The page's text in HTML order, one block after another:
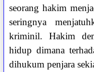
seorang hakim
seringnya
kriminil. Hakim
hidup dimana
dihukum penjara